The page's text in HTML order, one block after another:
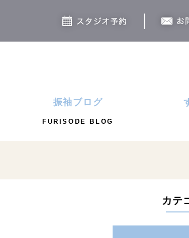
振袖ブログ
FURISODE BLOG
カテ